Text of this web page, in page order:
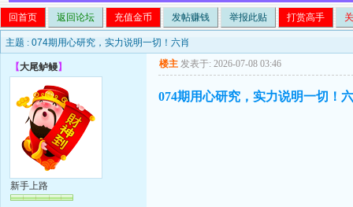
回首页 返回论坛 充值金币 发帖赚钱 举报此贴 打赏高手
主题 : 074期用心研究，实力说明一切！六肖
【大尾鲈鳗】
新手上路
楼主 发表于: 2026-07-08 03:46
074期用心研究，实力说明一切！